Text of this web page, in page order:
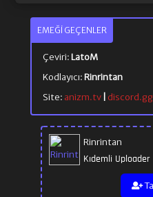
Rinrintan
Kıdemli Uploader
EMEĞI GEÇENLER
Çeviri:LatoM
Kodlayıcı:Rinrintan
Site: anizm.tv| discord.gg